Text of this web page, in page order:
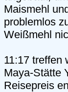
Maismehl
problemlos
Weißmehl
11:17 treffen
Maya-Stätte
Reisepreis